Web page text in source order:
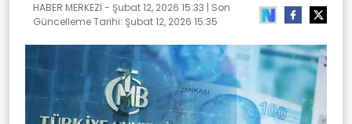
HABER MERKEZİ - Şubat 12, 2026 15:33 | Son
Güncelleme Tarihi: Şubat 12, 2026 15:35